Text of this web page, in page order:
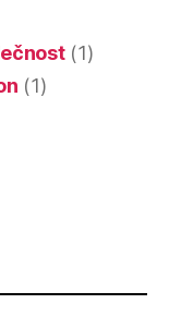
(1)
(1)